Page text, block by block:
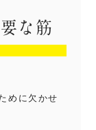
な筋
めに欠かせ